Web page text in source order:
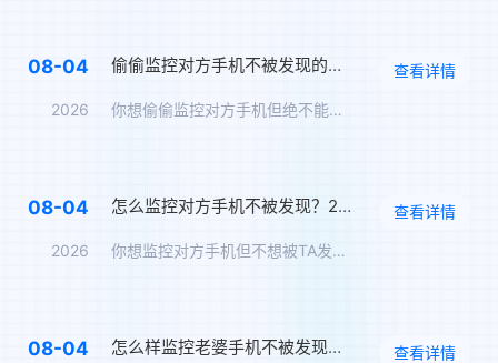
08-04
2026
偷偷监控对方手机不被发现的方法，隐蔽监控完整方案
你想偷偷监控对方手机但绝不能让TA知道。飞马让你全程隐蔽监控…
查看详情
08-04
2026
怎么监控对方手机不被发现？2026年度隐蔽监控完整指南
你想监控对方手机但不想被TA发现。飞马让你全程无痕监控，TA…
查看详情
08-04 怎么样监控老婆手机不被发现？监听老婆手机无感实时监控 查看详情